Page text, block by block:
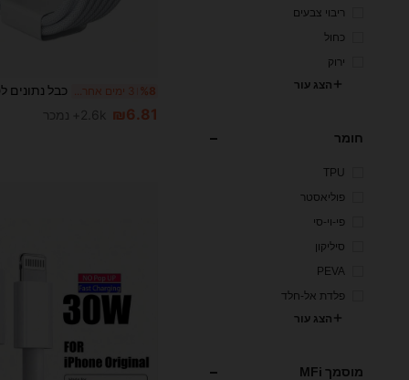
ריבוי צבעים
כחול
ירוק
הצג עור
חומר
TPU
פוליאסטר
פי-וי-סי
סיליקון
PEVA
פלדת אל-חלד
הצג עור
מוסמך MFi
%8 3 ימים אחרונים
₪6.81 2.6k+ נמכר